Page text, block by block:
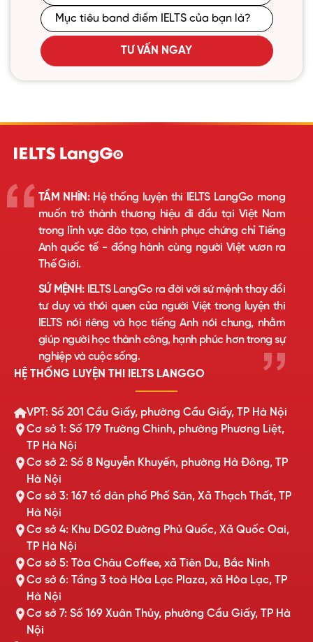
TƯ VẤN NGAY
TẦM NHÌN:Hệ thống luyện thi IELTS LangGo mong
muốn trở thành thương hiệu đi đầu tại Việt Nam
trong lĩnh vực đào tạo, chinh phục chứng chỉ Tiếng
Anh quốc tế - đồng hành cùng người Việt vươn ra
Thế Giới.
SỨ MỆNH:IELTS LangGo ra đời với sứ mệnh thay đổi
tư duy và thói quen của người Việt trong luyện thi
IELTS nói riêng và học tiếng Anh nói chung, nhằm
giúp người học thành công, hạnh phúc hơn trong sự
nghiệp và cuộc sống.
HỆ THỐNG LUYỆN THI IELTS LANGGO
VPT: Số 201 Cầu Giấy, phường Cầu Giấy, TP Hà Nội
Cơ sở 1: Số 179 Trường Chinh, phường Phương Liệt,
TP Hà Nội
Cơ sở 2: Số 8 Nguyễn Khuyến, phường Hà Đông, TP
Hà Nội
Cơ sở 3: 167 tổ dân phố Phố Săn, Xã Thạch Thất, TP
Hà Nội
Cơ sở 4: Khu DG02 Đường Phủ Quốc, Xã Quốc Oai,
TP Hà Nội
Cơ sở 5: Tòa Châu Coffee, xã Tiên Du, Bắc Ninh
Cơ sở 6: Tầng 3 toà Hòa Lạc Plaza, xã Hòa Lạc, TP
Hà Nội
Cơ sở 7: Số 169 Xuân Thủy, phường Cầu Giấy, TP Hà
Nội